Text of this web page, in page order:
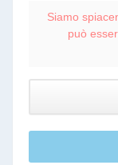
Siamo
può